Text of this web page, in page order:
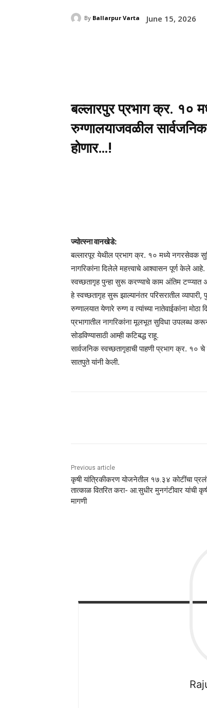
By Ballarpur Varta June 15, 2026
बल्लारपुर प्रभाग क्र. १०
रुग्णालयाजवळील
होणार…!
ज्योत्स्ना वानखेडे:
बल्लारपूर येथील प्रभाग क्र. १० मध्ये नगरसेवक
नागरिकांना दिलेले महत्त्वाचे आश्वासन पूर्ण केले
स्वच्छतागृह पुन्हा सुरू करण्याचे काम अंतिम
हे स्वच्छतागृह सुरू झाल्यानंतर परिसरातील
रुग्णालयात येणारे रुग्ण व त्यांच्या नातेवाईकांना मोठा
प्रभागातील नागरिकांना मूलभूत सुविधा उपलब्ध
सोडविण्यासाठी आम्ही कटिबद्ध राहू.
सार्वजनिक स्वच्छतागृहाची पाहणी प्रभाग क्र.
सातपुते यांनी केली.
Previous article
कृषी यांत्रिकीकरण योजनेतील १७.३४ कोटींचा
तात्काळ वितरित करा- आ.सुधीर मुनगंटीवार यांची
मागणी